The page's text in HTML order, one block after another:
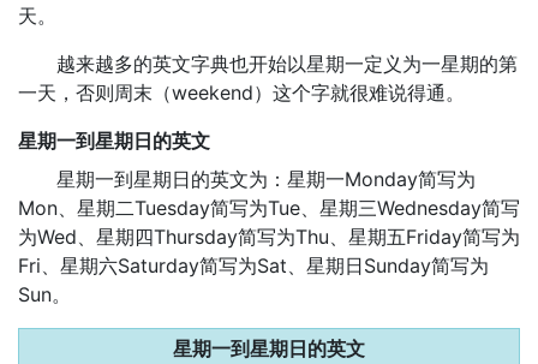
天。
越来越多的英文字典也开始以星期一定义为一星期的第
一天，否则周末（weekend）这个字就很难说得通。
星期一到星期日的英文
星期一到星期日的英文为：星期一Monday简写为
Mon、星期二Tuesday简写为Tue、星期三Wednesday简写
为Wed、星期四Thursday简写为Thu、星期五Friday简写为
Fri、星期六Saturday简写为Sat、星期日Sunday简写为
Sun。
星期一到星期日的英文